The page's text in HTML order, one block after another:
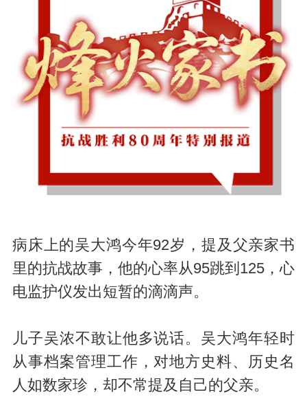
病床上的吴大鸿今年92岁，提及父亲家书
里的抗战故事，他的心率从95跳到125，心
电监护仪发出短暂的滴滴声。
儿子吴浓不敢让他多说话。吴大鸿年轻时
从事档案管理工作，对地方史料、历史名
人如数家珍，却不常提及自己的父亲。